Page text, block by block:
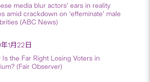
media blur actors’ ears in reality
amid crackdown on ‘effeminate’ male
(ABC News)
1月22日
Is the Far Right Losing Voters in
(Fair Observer)